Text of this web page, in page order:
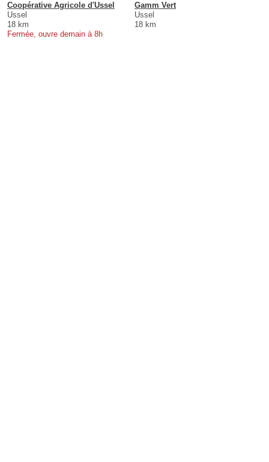
Coopérative Agricole d'Ussel
Ussel
18 km
Fermée, ouvre demain à 8h
Gamm Vert
Ussel
18 km